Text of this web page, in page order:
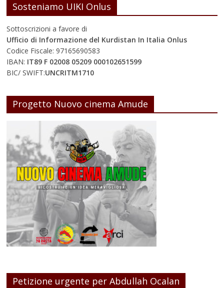
Sosteniamo UIKI Onlus
Sottoscrizioni a favore di
Ufficio di Informazione del Kurdistan In Italia Onlus
Codice Fiscale: 97165690583
IBAN: IT89 F 02008 05209 000102651599
BIC/ SWIFT:UNCRITM1710
Progetto Nuovo cinema Amude
Petizione urgente per Abdullah Ocalan